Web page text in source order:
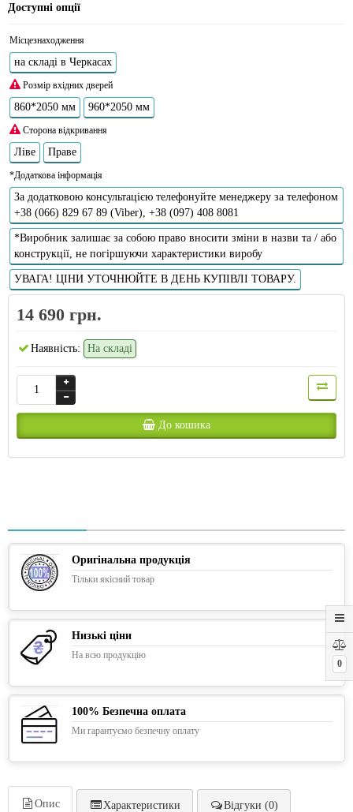
0
Доступні опції
Місцезнаходження
на складі в Черкасах
Розмір вхідних дверей
860*2050 мм 960*2050 мм
Сторона відкривання
Ліве Праве
*Додаткова інформація
За додатковою консультацією телефонуйте менеджеру за телефоном
+38 (066) 829 67 89 (Viber), +38 (097) 408 8081
*Виробник залишає за собою право вносити зміни в назви та / або
конструкції, не погіршуючи характеристики виробу
УВАГА! ЦІНИ УТОЧНЮЙТЕ В ДЕНЬ КУПІВЛІ ТОВАРУ.
14 690 грн.
Наявність: На складі
До кошика
Оригінальна продукція
Тільки якісний товар
Низькі ціни
На всю продукцію
100% Безпечна оплата
Ми гарантуємо безпечну оплату
Опис Характеристики Відгуки (0)